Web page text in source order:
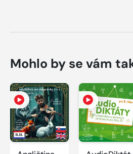
Mohlo by se vám